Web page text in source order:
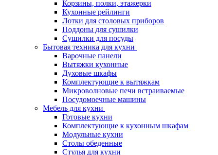
Корзины, полки, этажерки
Кухонные рейлинги
Лотки для столовых приборов
Поддоны для сушилки
Сушилки для посуды
Бытовая техника для кухни
Варочные панели
Вытяжки кухонные
Духовые шкафы
Комплектующие к вытяжкам
Микроволновые печи встраиваемые
Посудомоечные машины
Мебель для кухни
Готовые кухни
Комплектующие к кухонным шкафам
Модульные кухни
Столы обеденные
Стулья для кухни